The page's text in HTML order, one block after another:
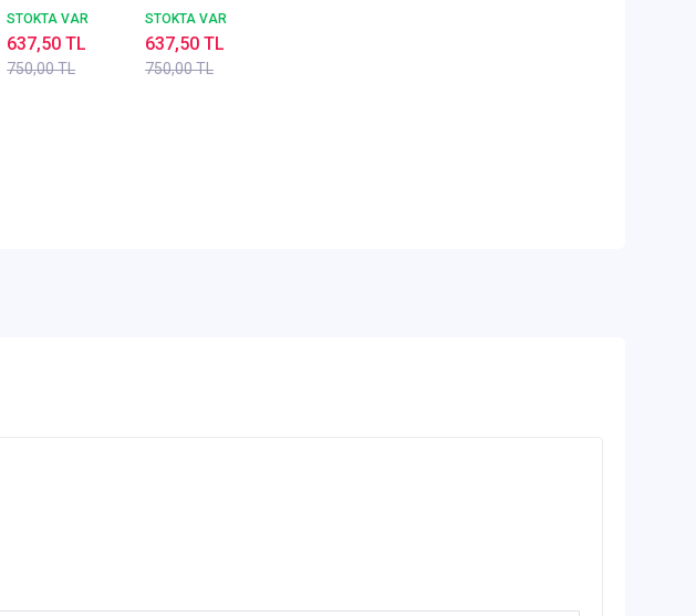
Hukuku -
Nevzat
Toroslu,
STOKTA VAR
750,00 TL
637,50 TL
Anayasa Ve
Türk Anayasa
Hukuku 10.
STOKTA VAR
750,00 TL
637,50 TL